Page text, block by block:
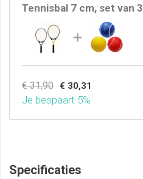
Tennisbal 7 cm, set van 3
€ 31,90 € 30,31
Je bespaart 5%
Specificaties